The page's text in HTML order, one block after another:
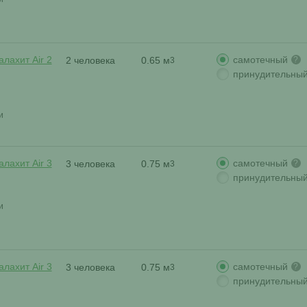
Air 2 2 человека 0.65 м3 самотечный ?
Air 3 3 человека 0.75 м3 самотечный ?
Air 3 3 человека 0.75 м3 самотечный ?